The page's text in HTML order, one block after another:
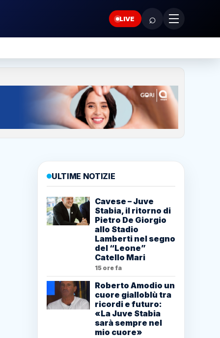
LIVE ⌕
ULTIME NOTIZIE
Cavese – Juve
Stabia, il ritorno di
Pietro De Giorgio
allo Stadio
Lamberti nel segno
del “Leone”
Catello Mari
15 ore fa
Roberto Amodio un
cuore gialloblù tra
ricordi e futuro:
«La Juve Stabia
sarà sempre nel
mio cuore»